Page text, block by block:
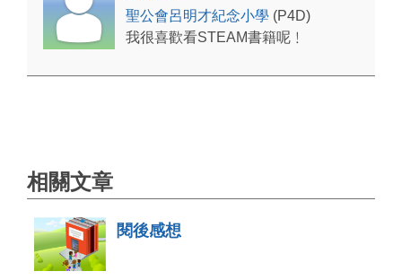
聖公會呂明才紀念小學 (P4D)
我很喜歡看STEAM書籍呢﹗
相關文章
閱後感想